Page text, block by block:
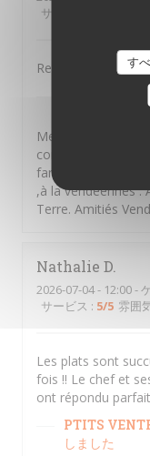
す
サービス
Repas excellent et
PTITS
Merci Béatrice
commentaire
famille entre amis
,à la vendéennes .
Terre. Amitiés
Nathalie D
2026-07-04- 12:00 -
サービス : 5/5 雰囲
Les plats sont
fois !! Le chef et
ont répondu
PTITS
しました